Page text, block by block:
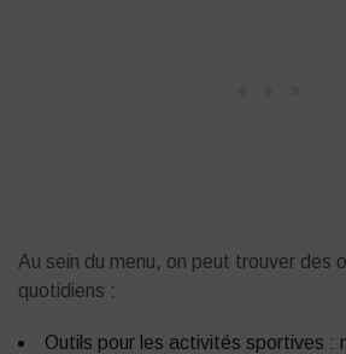
Au sein du menu, on peut trouver des
quotidiens :
Outils pour les activités sportives :